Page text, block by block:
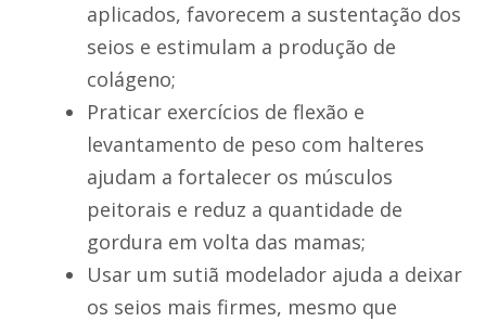
aplicados, favorecem a sustentação dos
seios e estimulam a produção de
colágeno;
Praticar exercícios de flexão e
levantamento de peso com halteres
ajudam a fortalecer os músculos
peitorais e reduz a quantidade de
gordura em volta das mamas;
Usar um sutiã modelador ajuda a deixar
os seios mais firmes, mesmo que